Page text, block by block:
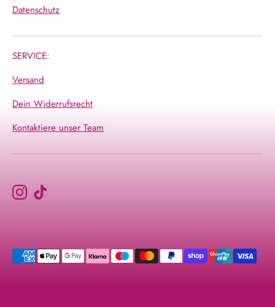
Datenschutz
SERVICE:
Versand
Dein Widerrufsrecht
Kontaktiere unser Team
Akzeptierte